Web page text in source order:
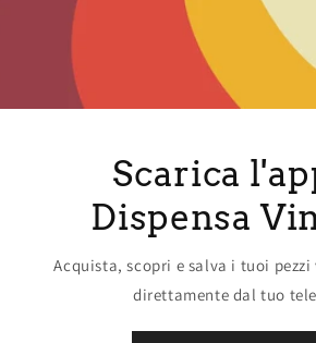
Scarica
Dispensa
Acquista, scopri e salva i tuoi
direttamente dal tuo